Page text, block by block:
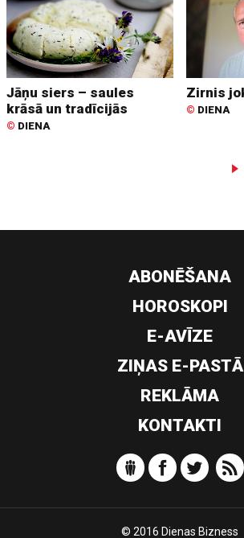
Jāņu siers – saules
krāsā un tradīcijās
© DIENA
Zirnis
© DIENA
ABONĒŠANA
HOROSKOPI
E-AVĪZE
ZIŅAS E-PASTĀ
REKLĀMA
KONTAKTI
© 2016 Dienas Bizness